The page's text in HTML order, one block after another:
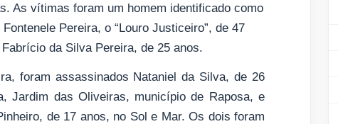
As vítimas foram um homem identificado como
Pereira, o “Louro Justiceiro”, de 47
da Silva Pereira, de 25 anos.
foram assassinados Nataniel da Silva, de 26
Jardim das Oliveiras, município de Raposa, e
de 17 anos, no Sol e Mar. Os dois foram